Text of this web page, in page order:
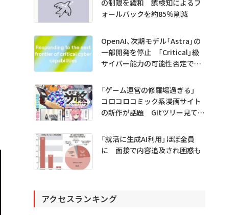
の制限を緩和 誤検知によるフ
ォールバックを約85％削減
OpenAI、次期モデル「Astra」の
一部開発を停止 「Critical」級
サイバー能力の可能性否定でき
「ゲーム運営の修羅場過ぎる」
コロコロコミック系漫画サイト
の新作が話題 Gitツリー見てガ
「就活に生成AI利用」ほぼ全員
に 面接で内容追及され困惑も
アクセスランキング